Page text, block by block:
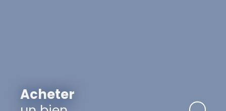
Acheter